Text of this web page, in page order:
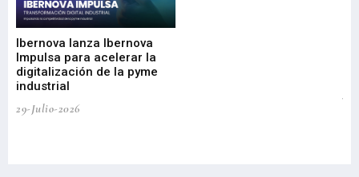
Ibernova lanza Ibernova
Impulsa para acelerar la
digitalización de la pyme
industrial
29-Julio-2026